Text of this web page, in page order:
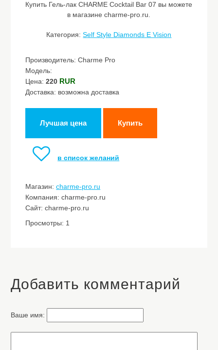
Купить Гель-лак CHARME Cocktail Bar 07 вы можете
в магазине charme-pro.ru.
Категория:Self Style Diamonds E Vision
Производитель: Charme Pro
Модель:
Цена:220 RUR
Доставка: возможна доставка
Лучшая цена Купить
в список желаний
Магазин:charme-pro.ru
Компания: charme-pro.ru
Сайт: charme-pro.ru
Просмотры: 1
Добавить комментарий
Ваше имя: